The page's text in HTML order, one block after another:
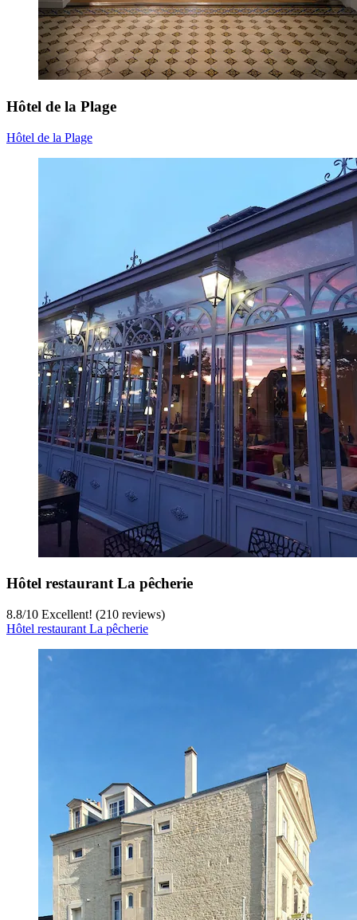
Hôtel de la Plage
Hôtel de la Plage
Hôtel restaurant La pêcherie
8.8/10 Excellent! (210 reviews)
Hôtel restaurant La pêcherie